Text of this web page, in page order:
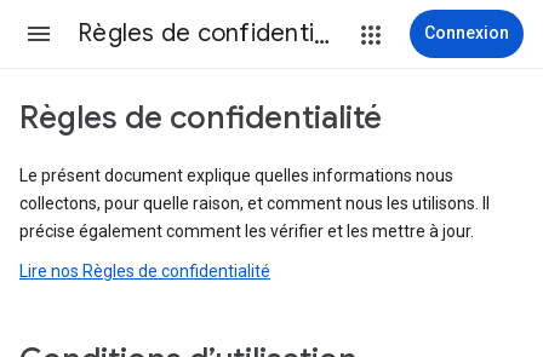
Règles de confidentialité et conditions d’utilisation Connexion
Règles de confidentialité
Le présent document explique quelles informations nous
collectons, pour quelle raison, et comment nous les utilisons. Il
précise également comment les vérifier et les mettre à jour.
Lire nos Règles de confidentialité